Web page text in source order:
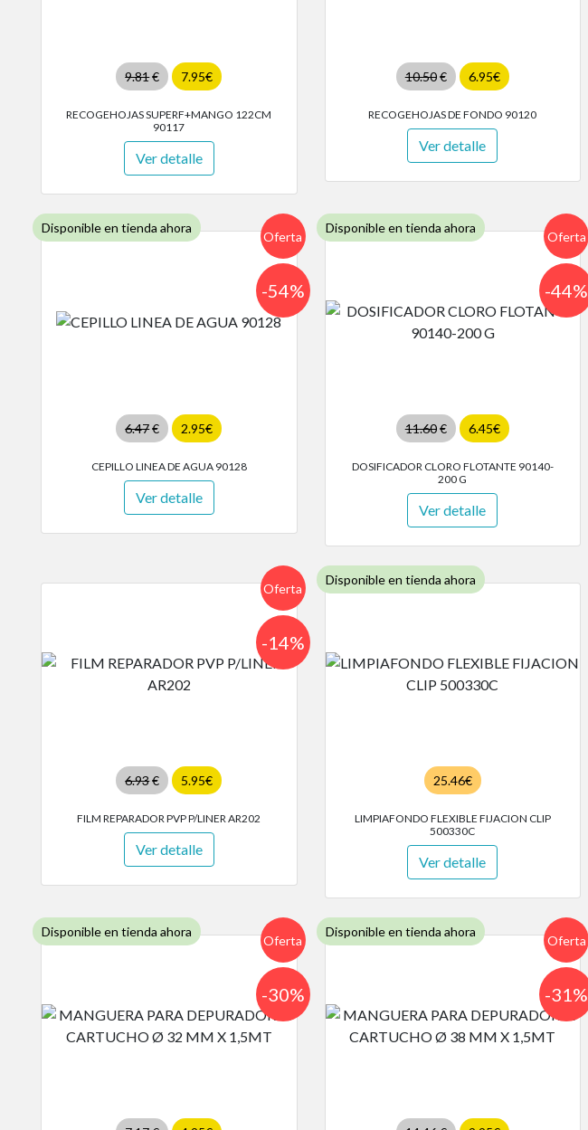
9.81€ 7.95€
RECOGEHOJAS SUPERF+MANGO 122CM
90117
Ver detalle
10.50€ 6.95€
RECOGEHOJAS DE FONDO 90120
Ver detalle
Disponible en tienda ahora
Oferta
6.47€ 2.95€
-54%
CEPILLO LINEA DE AGUA 90128
Ver detalle
Disponible en tienda ahora
Oferta
11.60€ 6.45€
-44%
DOSIFICADOR CLORO FLOTANTE 90140-
200 G
Ver detalle
Oferta
6.93€ 5.95€
-14%
FILM REPARADOR PVP P/LINER AR202
Ver detalle
Disponible en tienda ahora
25.46€
LIMPIAFONDO FLEXIBLE FIJACION CLIP
500330C
Ver detalle
Disponible en tienda ahora
Oferta
-30%
Disponible en tienda ahora
Oferta
-31%